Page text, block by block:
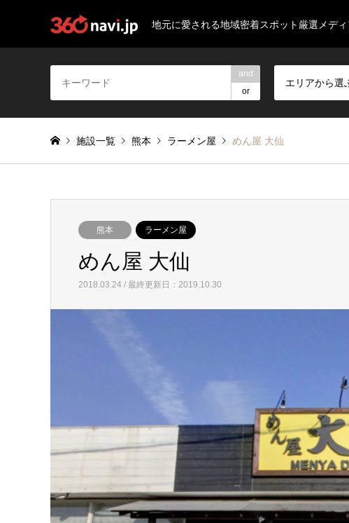
地元に愛される地域密着スポット厳選メディ
and
or
エリアから選
施設一覧 熊本 ラーメン屋 めん屋 大仙
熊本 ラーメン屋
めん屋 大仙
2018.03.24 / 最終更新日：2019.10.30